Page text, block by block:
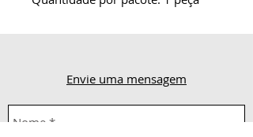
Envie uma mensagem